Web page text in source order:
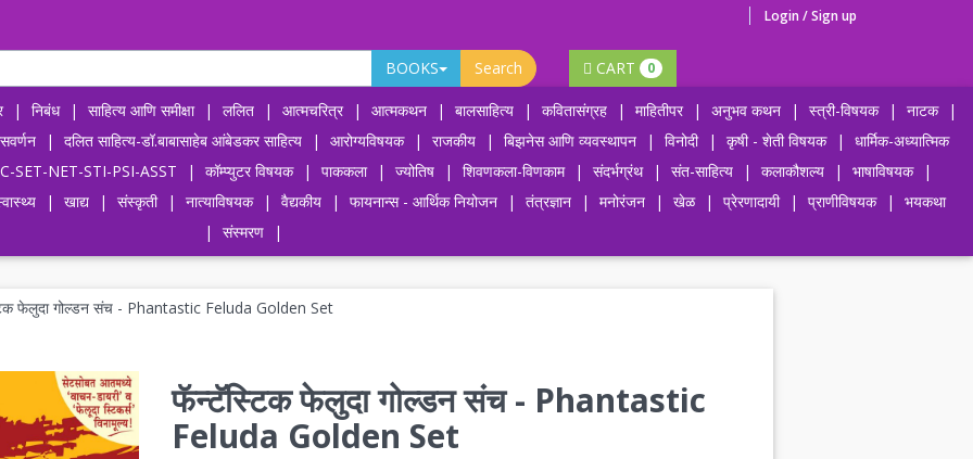
Login / Sign up
BOOKS Search CART 0
| निबंध | साहित्य आणि समीक्षा | ललित | आत्मचरित्र | आत्मकथन | बालसाहित्य | कवितासंग्रह | माहितीपर | अनुभव कथन | स्त्री-विषयक | नाटक
|
| दलित साहित्य-डॉ.बाबासाहेब आंबेडकर साहित्य | आरोग्यविषयक | राजकीय | बिझनेस आणि व्यवस्थापन | विनोदी | कृषी - शेती विषयक |
धार्मिक-अध्यात्मिक
SET-NET-STI-PSI-ASST
| कॉम्प्युटर विषयक | पाककला | ज्योतिष | शिवणकला-विणकाम | संदर्भग्रंथ | संत-साहित्य | कलाकौशल्य | भाषाविषयक
|
| खाद्य | संस्कृती | नात्याविषयक | वैद्यकीय | फायनान्स - आर्थिक नियोजन | तंत्रज्ञान | मनोरंजन | खेळ | प्रेरणादायी | प्राणीविषयक |
भयकथा
|
संस्मरण |
फेलुदा गोल्डन संच - Phantastic Feluda Golden Set
फॅन्टॅस्टिक फेलुदा गोल्डन संच - Phantastic
Feluda Golden Set